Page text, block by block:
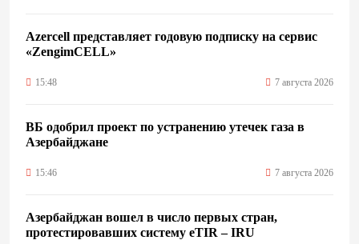
Azercell представляет годовую подписку на сервис
«ZengimCELL»
15:48 7 августа 2026
ВБ одобрил проект по устранению утечек газа в
Азербайджане
15:46 7 августа 2026
Азербайджан вошел в число первых стран,
протестировавших систему eTIR – IRU